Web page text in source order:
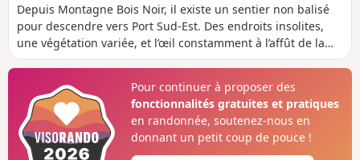
Depuis Montagne Bois Noir, il existe un sentier non balisé
pour descendre vers Port Sud-Est. Des endroits insolites,
une végétation variée, et l’œil constamment à l’affût de la
trace pour ne pas trop s’éloigner de notre destination. La
cochons, entre les pandanus et d’autres variétés d’arbres et
de plantes. Un joli petit cardinal nous accompagne pendant
un bon bout de chemin, fidèle compagnon de route.
Pour continuer à proposer des
fonctionnalités gratuites et pratiques
en randonnée, soutenez-nous en
donnant un petit coup de pouce !